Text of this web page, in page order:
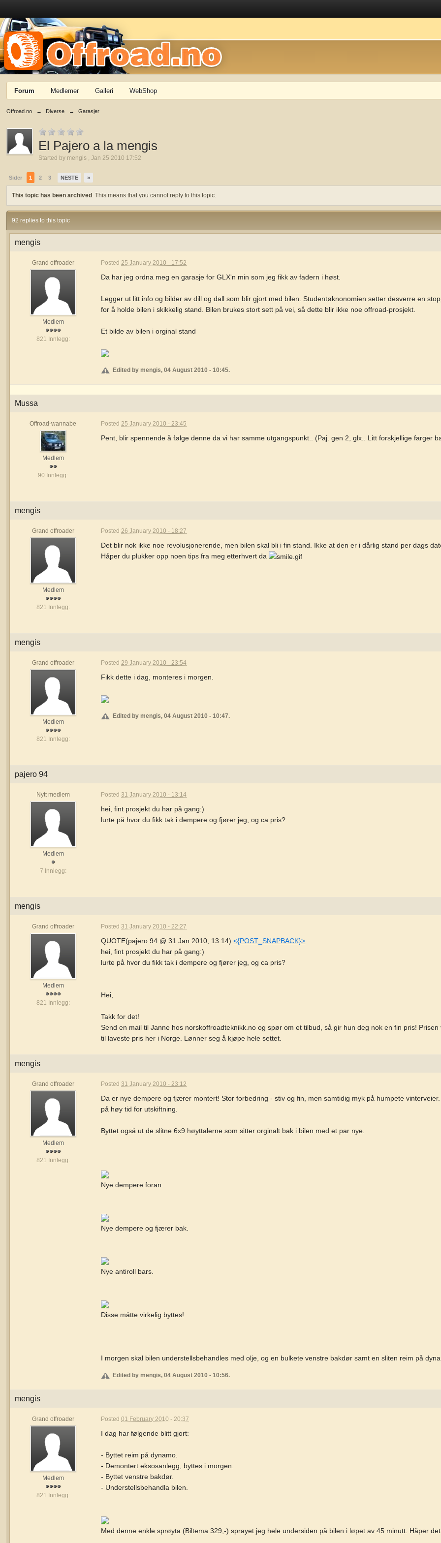
Forum Medlemer Galleri WebShop
Offroad.no → Diverse → Garasjer
El Pajero a la mengis
Started by mengis ,Jan 25 2010 17:52
Sider 1 2 3 NESTE »
This topic has been archived . This means that you cannot reply to this topic.
92 replies to this topic
mengis
Grand offroader
Medlem
821 Innlegg:
Posted25 January 2010 - 17:52
Da har jeg ordna meg en garasje for GLX'n min som jeg fikk av fadern i høst.
Legger ut litt info og bilder av dill og dall som blir gjort med bilen. Studentøknonomien setter desverre en
for å holde bilen i skikkelig stand. Bilen brukes stort sett på vei, så dette blir ikke noe offroad-prosjekt.
Et bilde av bilen i orginal stand
Edited by mengis, 04 August 2010 - 10:45.
Mussa
Offroad-wannabe
Medlem
90 Innlegg:
Posted25 January 2010 - 23:45
Pent, blir spennende å følge denne da vi har samme utgangspunkt.. (Paj. gen 2, glx.. Litt forskjellige farger
mengis
Grand offroader
Medlem
821 Innlegg:
Posted26 January 2010 - 18:27
Det blir nok ikke noe revolusjonerende, men bilen skal bli i fin stand. Ikke at den er i dårlig stand per dags
Håper du plukker opp noen tips fra meg etterhvert da
mengis
Grand offroader
Medlem
821 Innlegg:
Posted29 January 2010 - 23:54
Fikk dette i dag, monteres i morgen.
Edited by mengis, 04 August 2010 - 10:47.
pajero 94
Nytt medlem
Medlem
7 Innlegg:
Posted31 January 2010 - 13:14
hei, fint prosjekt du har på gang:)
lurte på hvor du fikk tak i dempere og fjører jeg, og ca pris?
mengis
Grand offroader
Medlem
821 Innlegg:
Posted31 January 2010 - 22:27
QUOTE(pajero 94 @ 31 Jan 2010, 13:14)<{POST_SNAPBACK}>
hei, fint prosjekt du har på gang:)
lurte på hvor du fikk tak i dempere og fjører jeg, og ca pris?
Hei,
Takk for det!
Send en mail til Janne hos norskoffroadteknikk.no og spør om et tilbud, så gir hun deg nok en fin pris!
til laveste pris her i Norge. Lønner seg å kjøpe hele settet.
mengis
Grand offroader
Medlem
821 Innlegg:
Posted31 January 2010 - 23:12
Da er nye dempere og fjærer montert! Stor forbedring - stiv og fin, men samtidig myk på humpete
på høy tid for utskiftning.
Byttet også ut de slitne 6x9 høyttalerne som sitter orginalt bak i bilen med et par nye.
Nye dempere foran.
Nye dempere og fjærer bak.
Nye antiroll bars.
Disse måtte virkelig byttes!
I morgen skal bilen understellsbehandles med olje, og en bulkete venstre bakdør samt en sliten reim på
Edited by mengis, 04 August 2010 - 10:56.
mengis
Grand offroader
Medlem
821 Innlegg:
Posted01 February 2010 - 20:37
I dag har følgende blitt gjort:
- Byttet reim på dynamo.
- Demontert eksosanlegg, byttes i morgen.
- Byttet venstre bakdør.
- Understellsbehandla bilen.
Med denne enkle sprøyta (Biltema 329,-) sprayet jeg hele undersiden på bilen i løpet av 45 minutt. Håper